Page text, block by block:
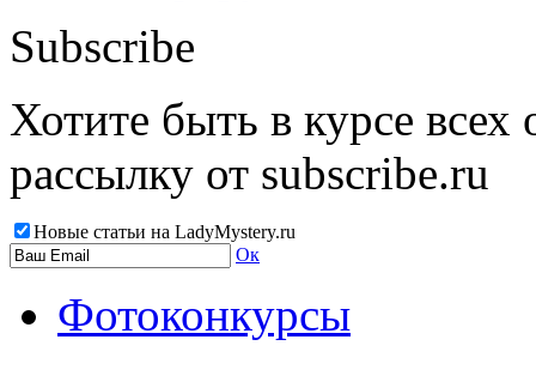
Subscribe
Хотите быть в курсе
рассылку от subscribe.ru
Новые статьи на LadyMystery.ru
Ок
Фотоконкурсы